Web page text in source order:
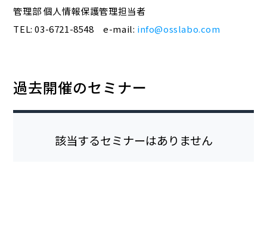
管理部 個人情報保護管理担当者
TEL: 03-6721-8548 e-mail: info@osslabo.com
過去開催のセミナー
該当するセミナーはありません